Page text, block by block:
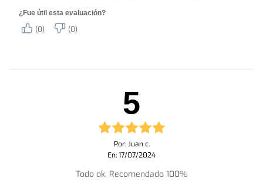
¿Fue útil esta evaluación?
(0) (0)
5
Por: Juan c.
En: 17/07/2024
Todo ok, Recomendado 100%